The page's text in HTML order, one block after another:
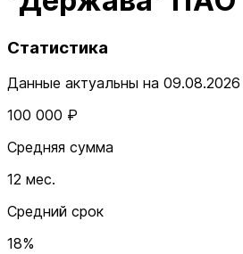
Статистика
Данные актуальны на 09.08.2026
100 000 ₽
Средняя сумма
12 мес.
Средний срок
18%